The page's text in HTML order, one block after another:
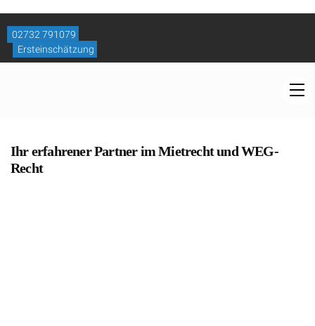
ausreichenden oder gar unzulässige Vorschriften enthält,
gelten die entsprechenden gesetzlichen Bestimmungen des
Mietrechts.
Ihr erfahrener Partner im Mietrecht und WEG-
Recht